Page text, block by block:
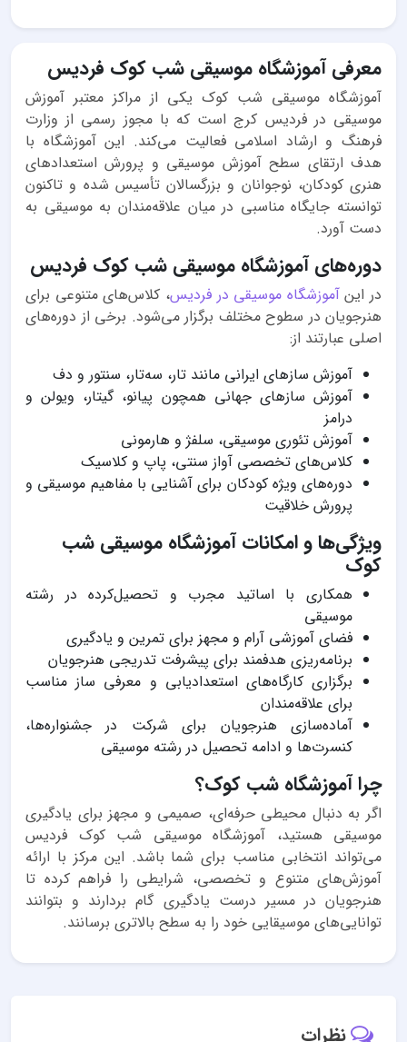
معرفی آموزشگاه موسیقی شب کوک فردیس
آموزشگاه موسیقی شب کوک یکی از مراکز معتبر آموزش
موسیقی در فردیس کرج است که با مجوز رسمی از وزارت
فرهنگ و ارشاد اسلامی فعالیت می‌کند. این آموزشگاه با
هدف ارتقای سطح آموزش موسیقی و پرورش استعدادهای
هنری کودکان، نوجوانان و بزرگسالان تأسیس شده و تاکنون
توانسته جایگاه مناسبی در میان علاقه‌مندان به موسیقی به
دست آورد.
دوره‌های آموزشگاه موسیقی شب کوک فردیس
در اینآموزشگاه موسیقی در فردیس، کلاس‌های متنوعی برای
هنرجویان در سطوح مختلف برگزار می‌شود. برخی از دوره‌های
اصلی عبارتند از:
آموزش سازهای ایرانی مانند تار، سه‌تار، سنتور و دف
آموزش سازهای جهانی همچون پیانو، گیتار، ویولن و
درامز
آموزش تئوری موسیقی، سلفژ و هارمونی
کلاس‌های تخصصی آواز سنتی، پاپ و کلاسیک
دوره‌های ویژه کودکان برای آشنایی با مفاهیم موسیقی و
پرورش خلاقیت
ویژگی‌ها و امکانات آموزشگاه موسیقی شب
کوک
همکاری با اساتید مجرب و تحصیل‌کرده در رشته
موسیقی
فضای آموزشی آرام و مجهز برای تمرین و یادگیری
برنامه‌ریزی هدفمند برای پیشرفت تدریجی هنرجویان
برگزاری کارگاه‌های استعدادیابی و معرفی ساز مناسب
برای علاقه‌مندان
آماده‌سازی هنرجویان برای شرکت در جشنواره‌ها،
کنسرت‌ها و ادامه تحصیل در رشته موسیقی
چرا آموزشگاه شب کوک؟
اگر به دنبال محیطی حرفه‌ای، صمیمی و مجهز برای یادگیری
موسیقی هستید، آموزشگاه موسیقی شب کوک فردیس
می‌تواند انتخابی مناسب برای شما باشد. این مرکز با ارائه
آموزش‌های متنوع و تخصصی، شرایطی را فراهم کرده تا
هنرجویان در مسیر درست یادگیری گام بردارند و بتوانند
توانایی‌های موسیقایی خود را به سطح بالاتری برسانند.
نظرات